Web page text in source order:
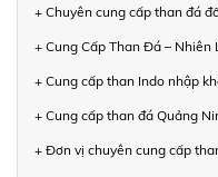
+ Chuyên cung cấp than đá
+ Cung Cấp Than Đá –
+ Cung cấp than Indo nhập
+ Cung cấp than đá Quảng
+ Đơn vị chuyên cung cấp